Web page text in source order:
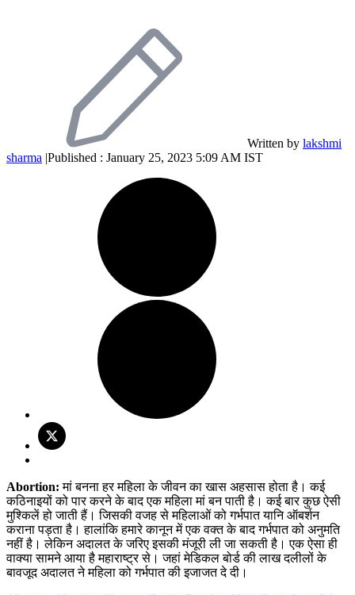
Written by lakshmi
sharma |Published : January 25, 2023 5:09 AM IST
Abortion: मां बनना हर महिला के जीवन का खास अहसास होता है। कई
कठिनाइयों को पार करने के बाद एक महिला मां बन पाती है। कई बार कुछ ऐसी
मुश्किलें हो जाती हैं। जिसकी वजह से महिलाओं को गर्भपात यानि ऑबर्शन
कराना पड़ता है। हालांकि हमारे कानून में एक वक्त के बाद गर्भपात को अनुमति
नहीं है। लेकिन अदालत के जरिए इसकी मंजूरी ली जा सकती है। एक ऐसा ही
वाक्या सामने आया है महाराष्ट्र से। जहां मेडिकल बोर्ड की लाख दलीलों के
बावजूद अदालत ने महिला को गर्भपात की इजाजत दे दी।